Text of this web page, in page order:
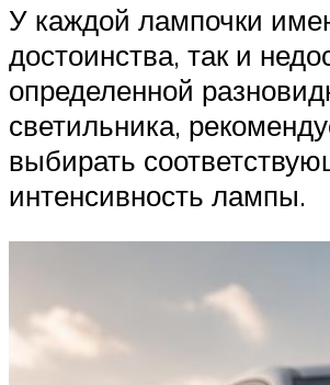
У каждой лампочки
достоинства, так и
определенной
светильника,
выбирать
интенсивность лампы.